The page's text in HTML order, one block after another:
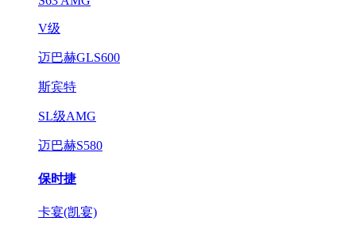
V级
迈巴赫GLS600
斯宾特
SL级AMG
迈巴赫S580
保时捷
卡宴(凯宴)